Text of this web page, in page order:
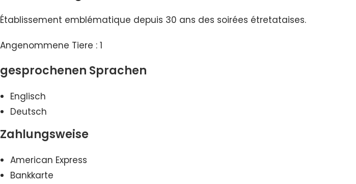
Établissement emblématique depuis 30 ans des soirées étretataises.
Angenommene Tiere : 1
gesprochenen Sprachen
Englisch
Deutsch
Zahlungsweise
American Express
Bankkarte